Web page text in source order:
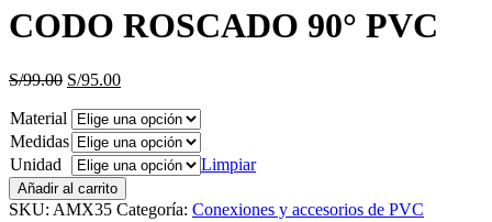
original
era:
actual
es:
CODO ROSCADO 90° PVC
S/99.00 El
original
era:
S/99.00.
S/95.00El
actual
es:
S/95.00.
Material
Medidas
Unidad
Limpiar
Añadir al carrito
SKU: AMX35 Categoría: Conexiones y accesorios de PVC